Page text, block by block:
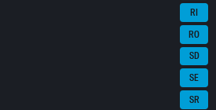
RI
RO
SD
SE
SR